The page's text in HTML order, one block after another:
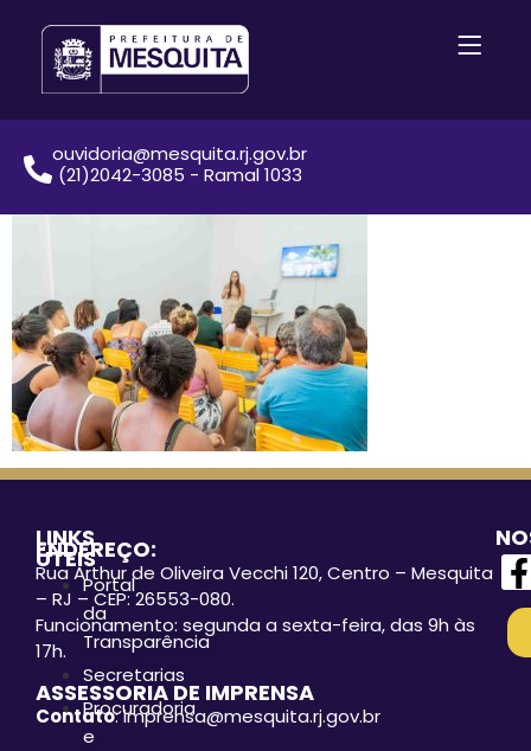
ouvidoria@mesquita.rj.gov.br
(21)2042-3085 - Ramal 1033
LINKS
ÚTEIS
Portal
da
Transparência
Secretarias
Procuradoria
e
ENDEREÇO:
Rua Arthur de Oliveira Vecchi 120, Centro – Mesquita
– RJ – CEP: 26553-080.
Funcionamento: segunda a sexta-feira, das 9h às
17h.
ASSESSORIA DE IMPRENSA
Contato: imprensa@mesquita.rj.gov.br